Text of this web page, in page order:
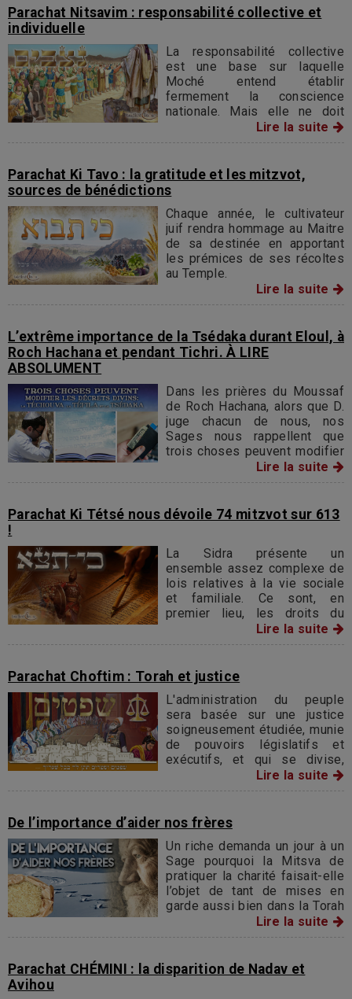
Parachat Nitsavim : responsabilité collective et
individuelle
La responsabilité collective
est une base sur laquelle
Moché entend établir
fermement la conscience
nationale. Mais elle ne doit
pas permettre à l'individu de
se croire en sécurité aussi
observe la fidélité à D., en
transgressant, pour son
compte, la Loi et la
constitution.
Lire la suite
Parachat Ki Tavo : la gratitude et les mitzvot,
sources de bénédictions
Chaque année, le cultivateur
juif rendra hommage au Maitre
de sa destinée en apportant
les prémices de ses récoltes
au Temple.
Lire la suite
L’extrême importance de la Tsédaka durant Eloul, à
Roch Hachana et pendant Tichri. À LIRE
ABSOLUMENT
Dans les prières du Moussaf
de Roch Hachana, alors que D.
juge chacun de nous, nos
Sages nous rappellent que
trois choses peuvent modifier
les décrets divins: la
TÉCHOUVA (le repentir), la
TSÉDAKA (la charité).
Lire la suite
Parachat Ki Tétsé nous dévoile 74 mitzvot sur 613
!
La Sidra présente un
ensemble assez complexe de
lois relatives à la vie sociale
et familiale. Ce sont, en
premier lieu, les droits du
premier-né, les indemnités
dues pour toutes sortes de
Lire la suite
Parachat Choftim : Torah et justice
L'administration du peuple
sera basée sur une justice
soigneusement étudiée, munie
de pouvoirs législatifs et
exécutifs, et qui se divise,
selon l'importance des
régions, en tribunaux de
troisième degrés.
Lire la suite
De l’importance d’aider nos frères
Un riche demanda un jour à un
Sage pourquoi la Mitsva de
pratiquer la charité faisait-elle
l’objet de tant de mises en
garde aussi bien dans la Torah
que dans les Ecrits Saints
Lire la suite
Parachat CHÉMINI : la disparition de Nadav et
Avihou